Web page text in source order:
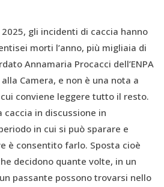
gli incidenti di caccia hanno
morti l’anno, più migliaia di
Annamaria Procacci dell’ENPA
Camera, e non è una nota a
conviene leggere tutto il resto.
in discussione in
in cui si può sparare e
è consentito farlo. Sposta cioè
decidono quante volte, in un
passante possono trovarsi nello